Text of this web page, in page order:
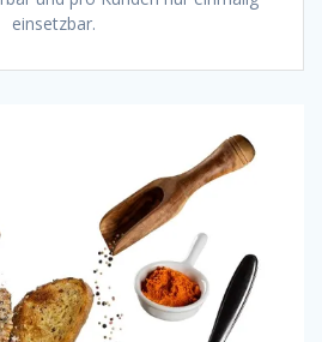
einsetzbar.